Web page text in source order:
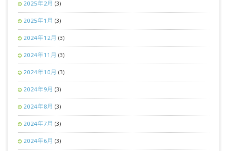
2025年2月 (3)
2025年1月 (3)
2024年12月 (3)
2024年11月 (3)
2024年10月 (3)
2024年9月 (3)
2024年8月 (3)
2024年7月 (3)
2024年6月 (3)